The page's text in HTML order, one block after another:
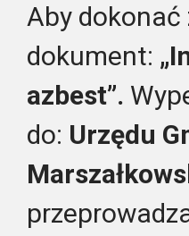
Aby dokonać
dokument:
azbest”.
do: Urzędu